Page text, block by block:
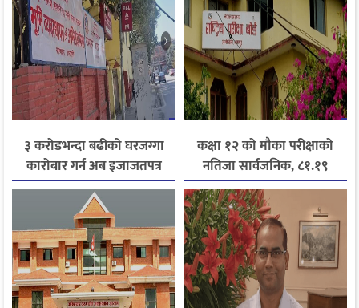
३ करोडभन्दा बढीको घरजग्गा
कारोबार गर्न अब इजाजतपत्र
अनिवार्य
कक्षा १२ को मौका परीक्षाको
नतिजा सार्वजनिक, ८१.१९
प्रतिशत विद्यार्थी उत्तीर्ण